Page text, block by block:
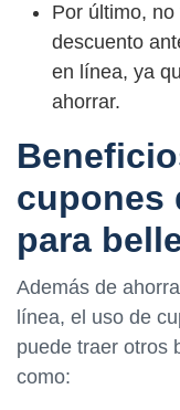
Por último,
descuento
en línea, ya
ahorrar.
cupones
para
Además de
línea, el uso de
puede traer otros
como: